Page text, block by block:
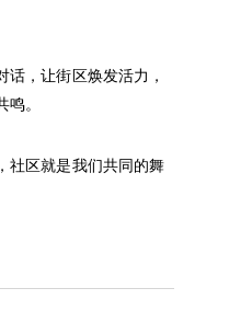
，让街区焕发活力，
。
社区就是我们共同的舞